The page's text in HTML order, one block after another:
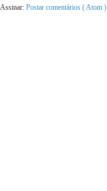
Assinar: Postar comentários ( Atom )